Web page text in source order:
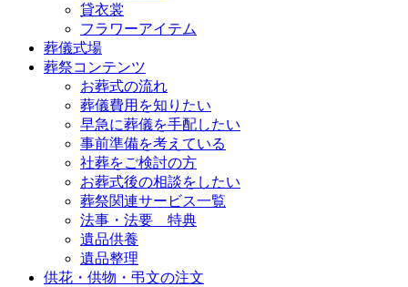
貸衣裳
フラワーアイテム
葬儀式場
葬祭コンテンツ
お葬式の流れ
葬儀費用を知りたい
早急に葬儀を手配したい
事前準備を考えている
社葬をご検討の方
お葬式後の相談をしたい
葬祭関連サービス一覧
法事・法要 特典
遺品供養
遺品整理
供花・供物・弔文の注文